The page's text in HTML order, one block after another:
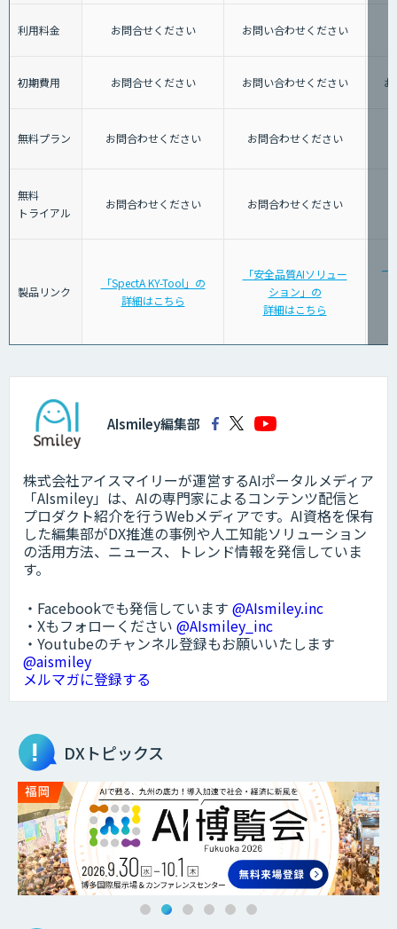
利用料金 お問合せください お問い合わせください
初期費用 お問合せください お問い合わせください
無料プラン お問合わせください お問合わせください
無料
トライアル
お問合わせください お問合わせください
製品リンク
「SpectA KY-Tool」の
詳細はこちら
「安全品質AIソリュー
ション」の
詳細はこちら
AIsmiley編集部
株式会社アイスマイリーが運営するAIポータルメディア
「AIsmiley」は、AIの専門家によるコンテンツ配信と
プロダクト紹介を行うWebメディアです。AI資格を保有
した編集部がDX推進の事例や人工知能ソリューション
の活用方法、ニュース、トレンド情報を発信していま
す。
・Facebookでも発信しています @AIsmiley.inc
・Xもフォローください @AIsmiley_inc
・Youtubeのチャンネル登録もお願いいたします
@aismiley
メルマガに登録する
DXトピックス